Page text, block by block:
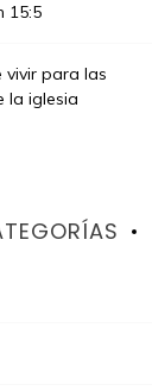
15:5
vivir para las
la iglesia